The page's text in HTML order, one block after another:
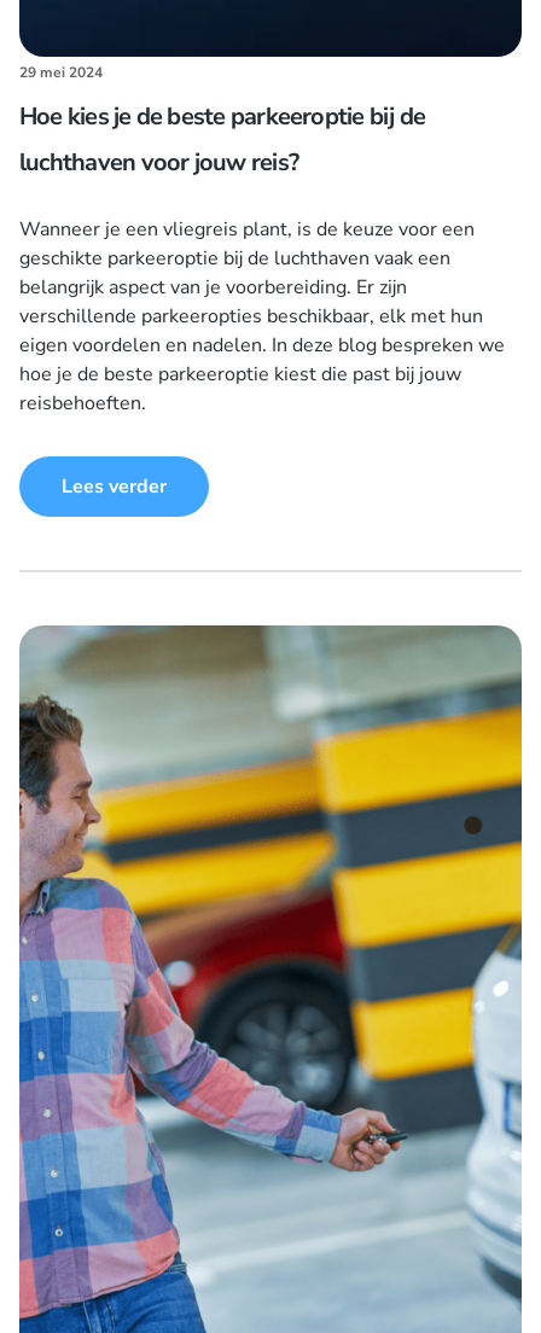
29 mei 2024
Hoe kies je de beste parkeeroptie bij de
luchthaven voor jouw reis?
Wanneer je een vliegreis plant, is de keuze voor een
geschikte parkeeroptie bij de luchthaven vaak een
belangrijk aspect van je voorbereiding. Er zijn
verschillende parkeeropties beschikbaar, elk met hun
eigen voordelen en nadelen. In deze blog bespreken we
hoe je de beste parkeeroptie kiest die past bij jouw
reisbehoeften.
Lees verder